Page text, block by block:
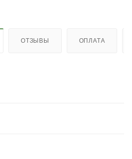
ОТЗЫВЫ ОПЛАТА